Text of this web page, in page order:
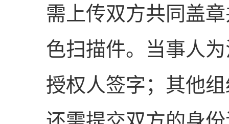
需上传双方共同盖
色扫描件。当事人
授权人签字；其他